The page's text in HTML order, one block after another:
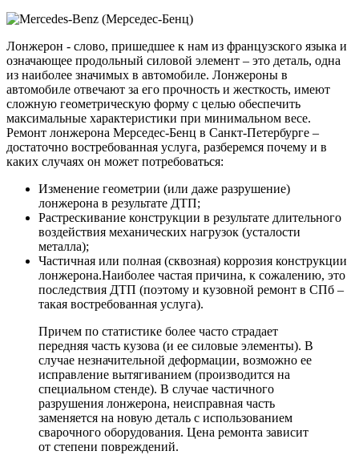
Лонжерон - слово, пришедшее к нам из французского языка и
означающее продольный силовой элемент – это деталь, одна
из наиболее значимых в автомобиле. Лонжероны в
автомобиле отвечают за его прочность и жесткость, имеют
сложную геометрическую форму с целью обеспечить
максимальные характеристики при минимальном весе.
Ремонт лонжерона Мерседес-Бенц в Санкт-Петербурге –
достаточно востребованная услуга, разберемся почему и в
каких случаях он может потребоваться:
Изменение геометрии (или даже разрушение)
лонжерона в результате ДТП;
Растрескивание конструкции в результате длительного
воздействия механических нагрузок (усталости
металла);
Частичная или полная (сквозная) коррозия конструкции
лонжерона.Наиболее частая причина, к сожалению, это
последствия ДТП (поэтому и кузовной ремонт в СПб –
такая востребованная услуга).
Причем по статистике более часто страдает
передняя часть кузова (и ее силовые элементы). В
случае незначительной деформации, возможно ее
исправление вытягиванием (производится на
специальном стенде). В случае частичного
разрушения лонжерона, неисправная часть
заменяется на новую деталь с использованием
сварочного оборудования. Цена ремонта зависит
от степени повреждений.